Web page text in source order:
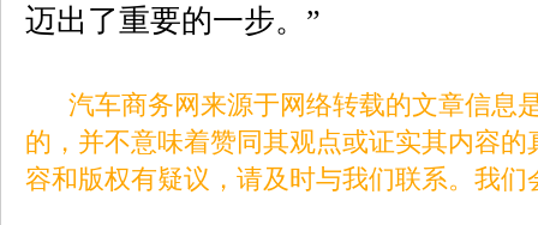
迈出了重要的一步。”
汽车商务网来源于网络转载的文章信息
的，并不意味着赞同其观点或证实其内容
容和版权有疑议，请及时与我们联系。我